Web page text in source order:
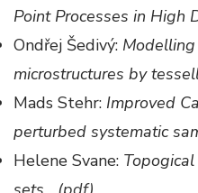
Point Processes in High
Ondřej Šedivý:
microstructures by
Mads Stehr: Improved
perturbed systematic
Helene Svane: